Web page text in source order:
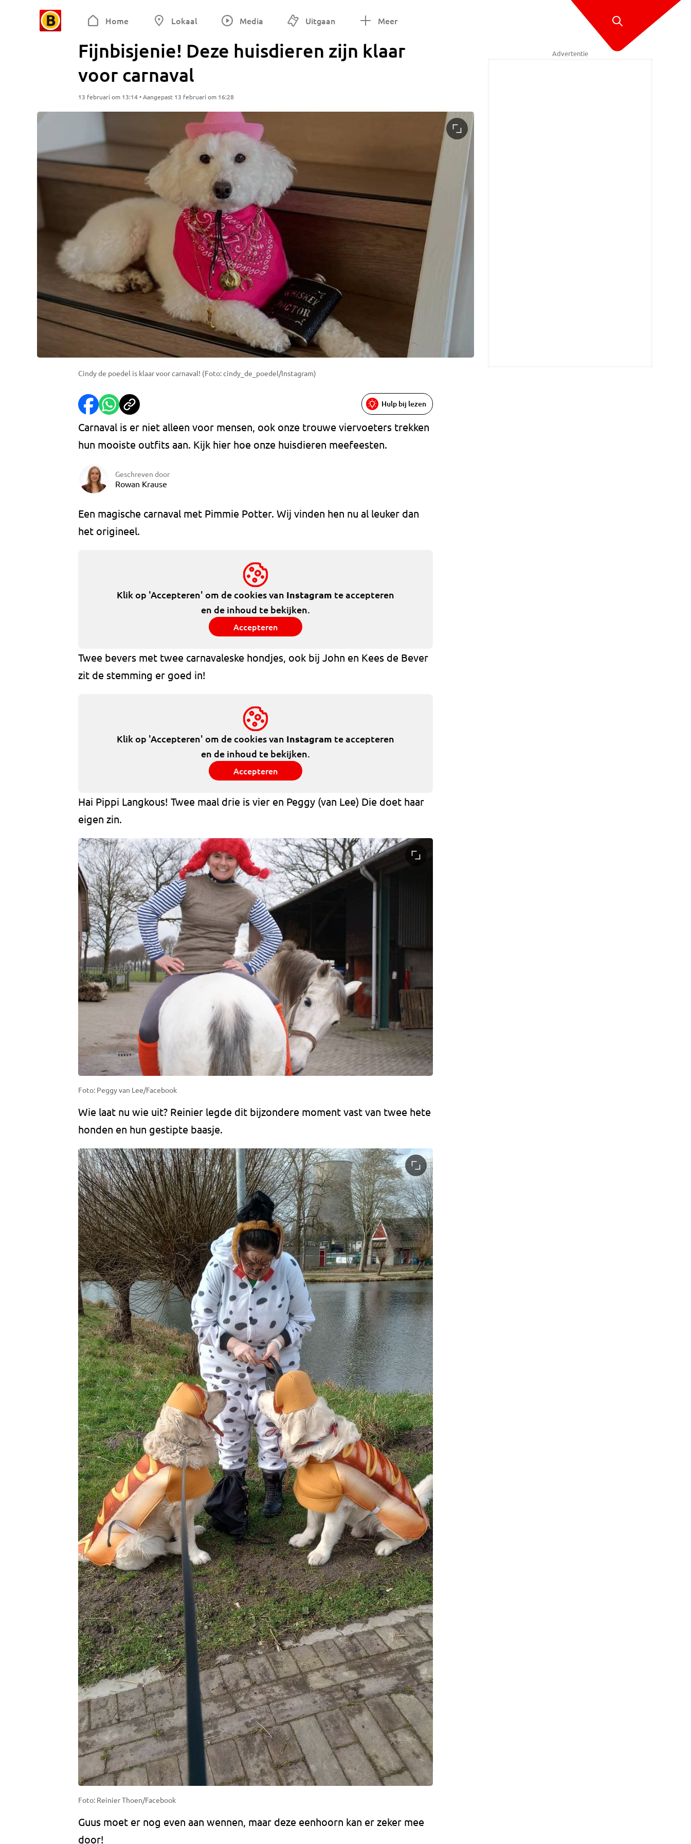
Home Lokaal Media Uitgaan Meer
Fijnbisjenie! Deze huisdieren zijn klaar
voor carnaval
13 februari om 13:14 • Aangepast 13 februari om 16:28
Cindy de poedel is klaar voor carnaval! (Foto: cindy_de_poedel/Instagram)
Hulp bij lezen
Carnaval is er niet alleen voor mensen, ook onze trouwe viervoeters trekken
hun mooiste outfits aan. Kijk hier hoe onze huisdieren meefeesten.
Geschreven door
Rowan Krause
Een magische carnaval met Pimmie Potter. Wij vinden hen nu al leuker dan
het origineel.
Klik op 'Accepteren' om de cookies van Instagram te accepteren
en de inhoud te bekijken.
Accepteren
Twee bevers met twee carnavaleske hondjes, ook bij John en Kees de Bever
zit de stemming er goed in!
Klik op 'Accepteren' om de cookies van Instagram te accepteren
en de inhoud te bekijken.
Accepteren
Hai Pippi Langkous! Twee maal drie is vier en Peggy (van Lee) Die doet haar
eigen zin.
Foto: Peggy van Lee/Facebook
Wie laat nu wie uit? Reinier legde dit bijzondere moment vast van twee hete
honden en hun gestipte baasje.
Foto: Reinier Thoen/Facebook
Guus moet er nog even aan wennen, maar deze eenhoorn kan er zeker mee
door!
Advertentie